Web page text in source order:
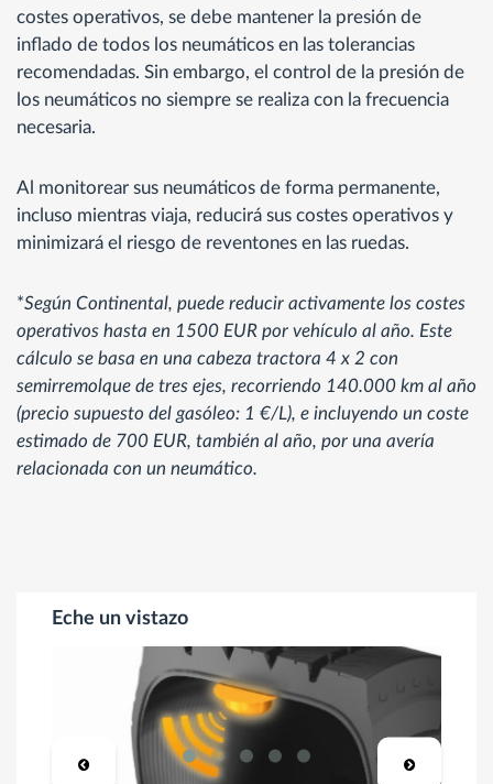
costes operativos, se debe mantener la presión de
inflado de todos los neumáticos en las tolerancias
recomendadas. Sin embargo, el control de la presión de
los neumáticos no siempre se realiza con la frecuencia
necesaria.
Al monitorear sus neumáticos de forma permanente,
incluso mientras viaja, reducirá sus costes operativos y
minimizará el riesgo de reventones en las ruedas.
*Según Continental, puede reducir activamente los costes
operativos hasta en 1500 EUR por vehículo al año. Este
cálculo se basa en una cabeza tractora 4 x 2 con
semirremolque de tres ejes, recorriendo 140.000 km al año
(precio supuesto del gasóleo: 1 €/L), e incluyendo un coste
estimado de 700 EUR, también al año, por una avería
relacionada con un neumático.
Eche un vistazo